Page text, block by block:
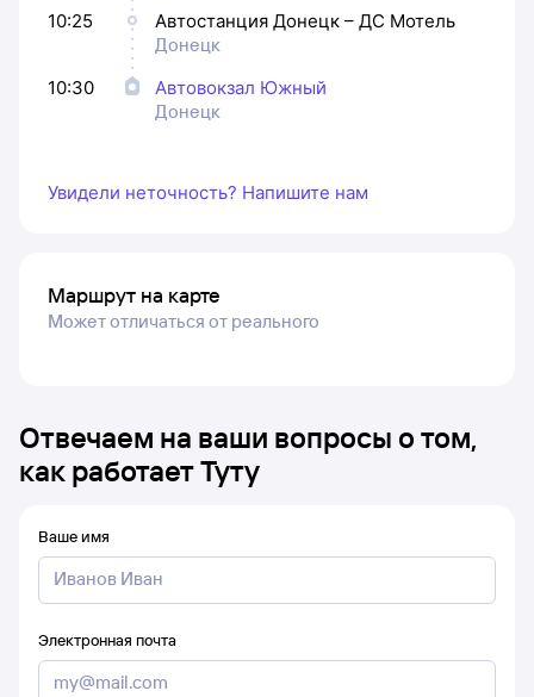
10:25
Автостанция Донецк – ДС Мотель
Донецк
10:30
Автовокзал Южный
Донецк
Увидели неточность? Напишите нам
Маршрут на карте
Может отличаться от реального
Отвечаем на ваши вопросы о том,
как работает Туту
Ваше имя
Электронная почта